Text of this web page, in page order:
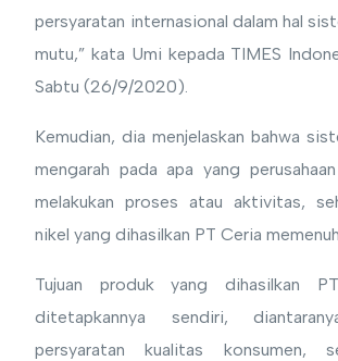
persyaratan internasional dalam hal
mutu,” kata Umi kepada TIMES
Sabtu (26/9/2020).
Kemudian, dia menjelaskan bahwa
mengarah pada apa yang
melakukan proses atau aktivitas,
nikel yang dihasilkan PT Ceria
Tujuan produk yang dihasilkan
ditetapkannya sendiri,
persyaratan kualitas konsumen,